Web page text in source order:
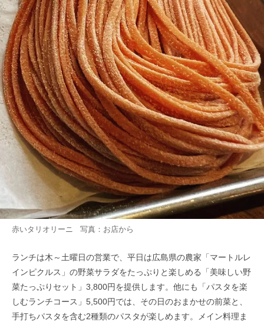
赤いタリオリーニ 写真：お店から
ランチは木～土曜日の営業で、平日は広島県の農家「マートルレ
インピクルス」の野菜サラダをたっぷりと楽しめる「美味しい野
菜たっぷりセット」3,800円を提供します。他にも「パスタを楽
しむランチコース」5,500円では、その日のおまかせの前菜と、
手打ちパスタを含む2種類のパスタが楽しめます。メイン料理ま